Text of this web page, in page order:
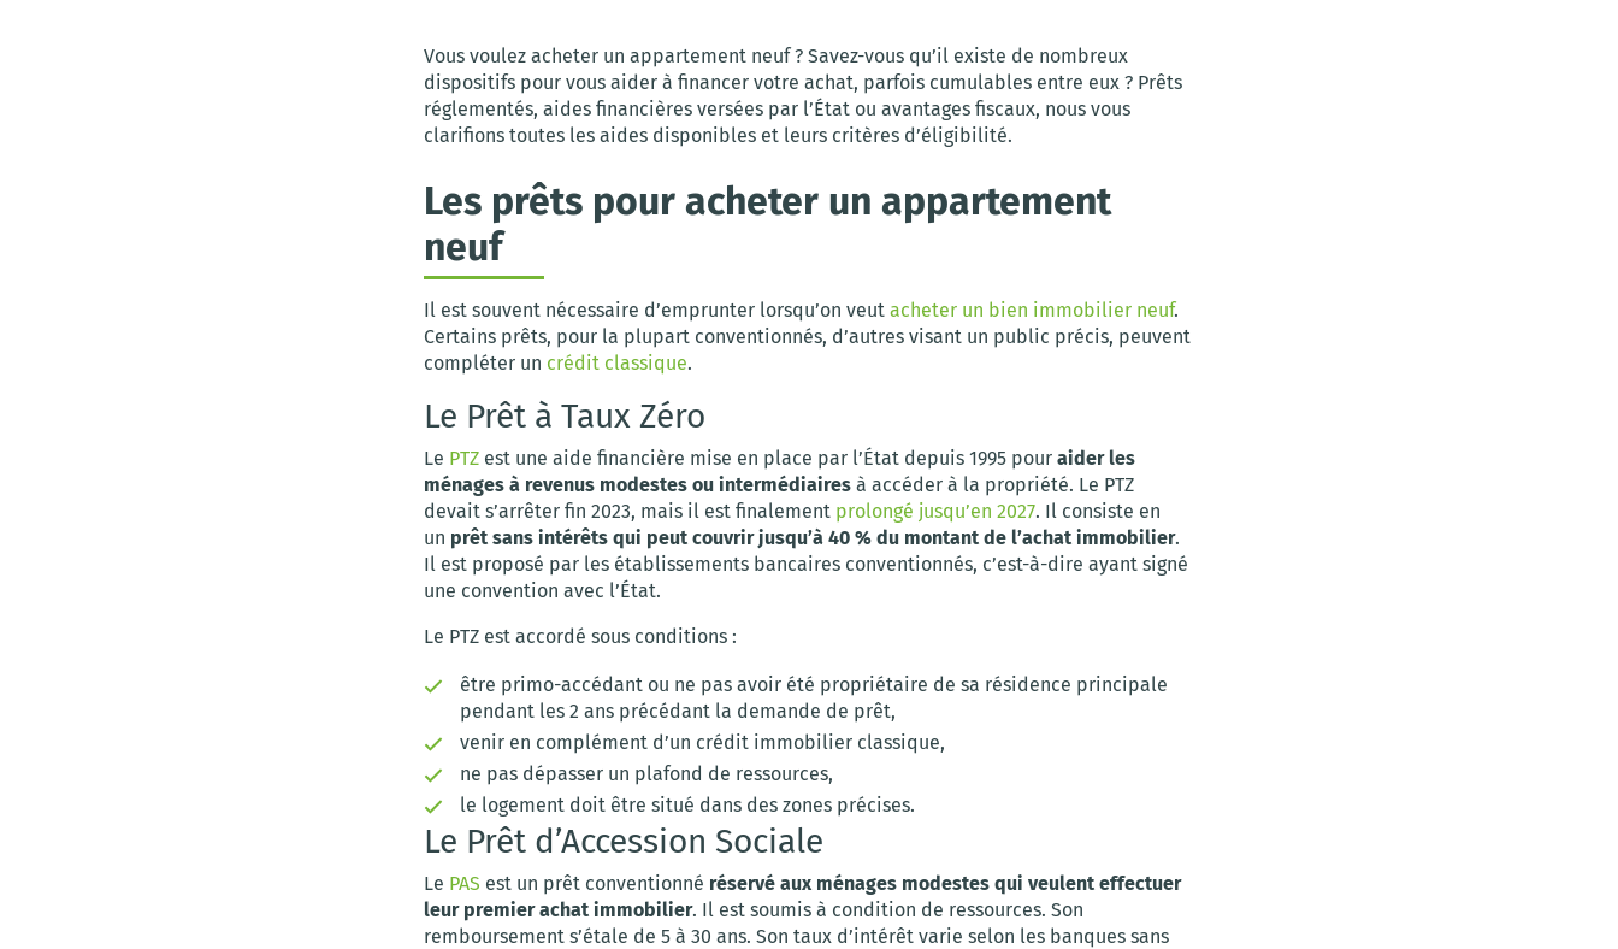
Vous voulez acheter un appartement neuf ? Savez-vous qu’il existe de nombreux
dispositifs pour vous aider à financer votre achat, parfois cumulables entre eux ? Prêts
réglementés, aides financières versées par l’État ou avantages fiscaux, nous vous
clarifions toutes les aides disponibles et leurs critères d’éligibilité.
Les prêts pour acheter un appartement
neuf
Il est souvent nécessaire d’emprunter lorsqu’on veut acheter un bien immobilier neuf.
Certains prêts, pour la plupart conventionnés, d’autres visant un public précis, peuvent
compléter un crédit classique.
Le Prêt à Taux Zéro
Le PTZ est une aide financière mise en place par l’État depuis 1995 pour aider les
ménages à revenus modestes ou intermédiaires à accéder à la propriété. Le PTZ
devait s’arrêter fin 2023, mais il est finalement prolongé jusqu’en 2027. Il consiste en
un prêt sans intérêts qui peut couvrir jusqu’à 40 % du montant de l’achat immobilier.
Il est proposé par les établissements bancaires conventionnés, c’est-à-dire ayant signé
une convention avec l’État.
Le PTZ est accordé sous conditions :
être primo-accédant ou ne pas avoir été propriétaire de sa résidence principale
pendant les 2 ans précédant la demande de prêt,
venir en complément d’un crédit immobilier classique,
ne pas dépasser un plafond de ressources,
le logement doit être situé dans des zones précises.
Le Prêt d’Accession Sociale
Le PAS est un prêt conventionné réservé aux ménages modestes qui veulent effectuer
leur premier achat immobilier. Il est soumis à condition de ressources. Son
remboursement s’étale de 5 à 30 ans. Son taux d’intérêt varie selon les banques sans